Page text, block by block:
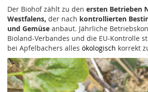
Der Biohof zählt zu den ersten Betrieben
Westfalens, der nach kontrollierten
und Gemüse anbaut. Jährliche
Bioland-Verbandes und die EU-Kontrolle
bei Apfelbachers alles ökologisch korrekt